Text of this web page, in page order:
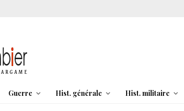
Guerre Hist. générale Hist. militaire